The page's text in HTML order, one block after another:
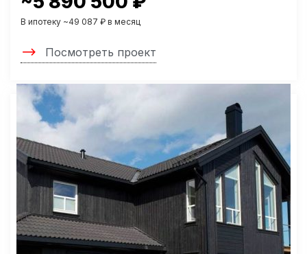
В ипотеку ~49 087 ₽ в месяц
Посмотреть проект